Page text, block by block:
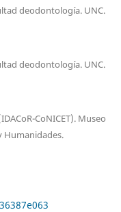
deodontología. UNC.
deodontología. UNC.
CoNICET). Museo
Humanidades.